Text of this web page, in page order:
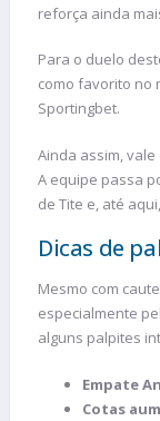
reforça ainda
Para o duelo
como favorito no
Sportingbet.
Ainda assim,
A equipe passa
de Tite e, até
Dicas de
Mesmo com
especialmente
alguns palpites
Empate
Cotas